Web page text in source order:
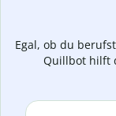
Egal, ob du
Quillbot hilft